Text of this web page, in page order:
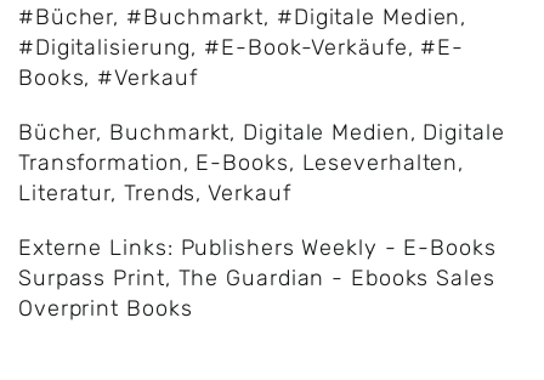
#Bücher, #Buchmarkt, #Digitale Medien,
#Digitalisierung, #E-Book-Verkäufe, #E-
Books, #Verkauf
Bücher, Buchmarkt, Digitale Medien, Digitale
Transformation, E-Books, Leseverhalten,
Literatur, Trends,Verkauf
Externe Links: Publishers Weekly - E-Books
Surpass Print, The Guardian - Ebooks Sales
Overprint Books